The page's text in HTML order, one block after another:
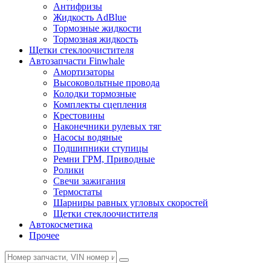
Антифризы
Жидкость AdBlue
Тормозные жидкости
Тормозная жидкость
Щетки стеклоочистителя
Автозапчасти Finwhale
Амортизаторы
Высоковольтные провода
Колодки тормозные
Комплекты сцепления
Крестовины
Наконечники рулевых тяг
Насосы водяные
Подшипники ступицы
Ремни ГРМ, Приводные
Ролики
Свечи зажигания
Термостаты
Шарниры равных угловых скоростей
Щетки стеклоочистителя
Автокосметика
Прочее